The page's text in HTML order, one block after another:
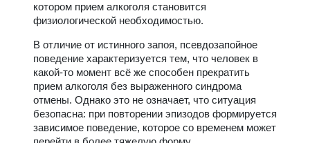
котором прием алкоголя становится
физиологической необходимостью.
В отличие от истинного запоя, псевдозапойное
поведение характеризуется тем, что человек в
какой-то момент всё же способен прекратить
прием алкоголя без выраженного синдрома
отмены. Однако это не означает, что ситуация
безопасна: при повторении эпизодов формируется
зависимое поведение, которое со временем может